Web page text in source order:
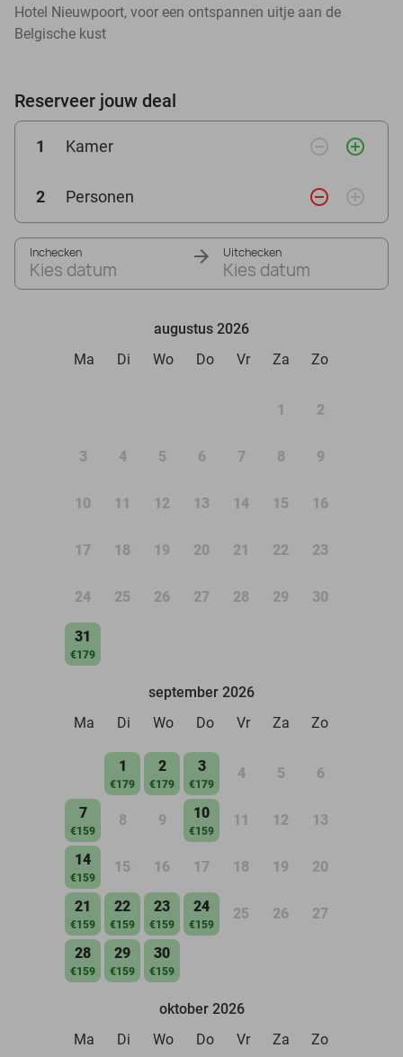
Hotel Nieuwpoort, voor een ontspannen uitje aan de
Belgische kust
Reserveer jouw deal
1 Kamer remove_circle_outline add_circle_outline
2 Personen remove_circle_outline add_circle_outline
Inchecken
Kies datum
Uitchecken
Kies datum
augustus 2026
Ma
Di Wo Do Vr Za Zo
1 2
3 4 5 6 7 8 9
10 11 12 13 14 15 16
17 18 19 20 21 22 23
24 25 26 27 28 29 30
31
€179
september 2026
Ma
Di Wo Do Vr Za Zo
1
€179
2
€179
3
€179
4 5 6
7
€159
8 9 10
€159
11 12 13
14
€159
15 16 17 18 19 20
21
€159
22
€159
23
€159
24
€159
25 26 27
28
€159
29
€159
30
€159
oktober 2026
Ma
Di Wo Do Vr Za Zo